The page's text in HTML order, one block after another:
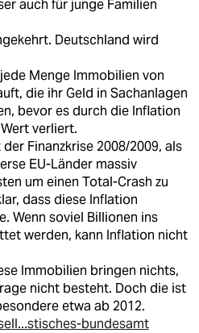
auch für junge Familien
Deutschland wird
Menge Immobilien von
die ihr Geld in Sachanlagen
bevor es durch die Inflation
verliert.
Finanzkrise 2008/2009, als
EU-Länder massiv
um einen Total-Crash zu
dass diese Inflation
Wenn soviel Billionen ins
werden, kann Inflation nicht
Immobilien bringen nichts,
nicht besteht. Doch die ist
etwa ab 2012.
bundesamt